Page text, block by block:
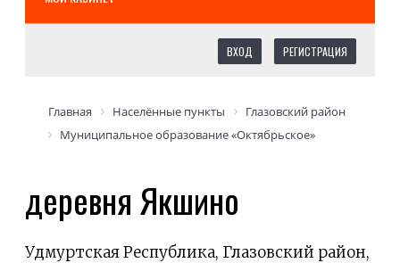
ВХОД РЕГИСТРАЦИЯ
Главная Населённые пункты
Глазовский район
Муниципальное образование «Октябрьское»
деревня Якшино
Удмуртская Республика, Глазовский район,